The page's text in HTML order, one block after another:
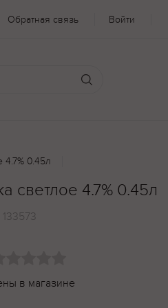
Обратная связь Войти
4.7% 0.45л
светлое 4.7% 0.45л
133573
в магазине